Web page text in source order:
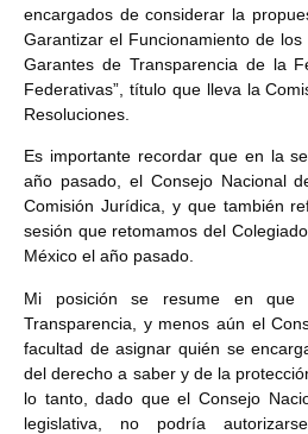
encargados de considerar la
Garantizar el Funcionamiento de
Garantes de Transparencia de la
Federativas”, título que lleva la
Resoluciones.
Es importante recordar que en la
año pasado, el Consejo Nacional
Comisión Jurídica, y que también
sesión que retomamos del
México el año pasado.
Mi posición se resume en que
Transparencia, y menos aún el
facultad de asignar quién se
del derecho a saber y de la
lo tanto, dado que el Consejo
legislativa, no podría